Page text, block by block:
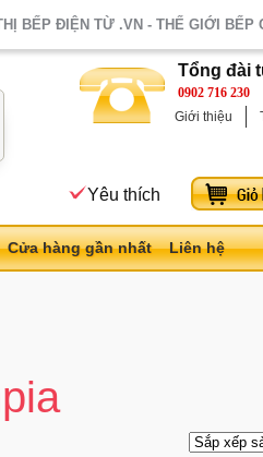
BẾP ĐIỆN TỪ .VN - THẾ GIỚI BẾP
Tổng đài
0902 716 230
Giới thiệu
Yêu thích
Cửa hàng gần nhất Liên hệ